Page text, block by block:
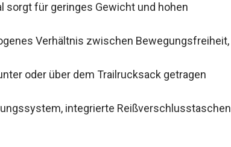
sorgt für geringes Gewicht und hohen
Verhältnis zwischen Bewegungsfreiheit,
oder über dem Trailrucksack getragen
integrierte Reißverschlusstaschen